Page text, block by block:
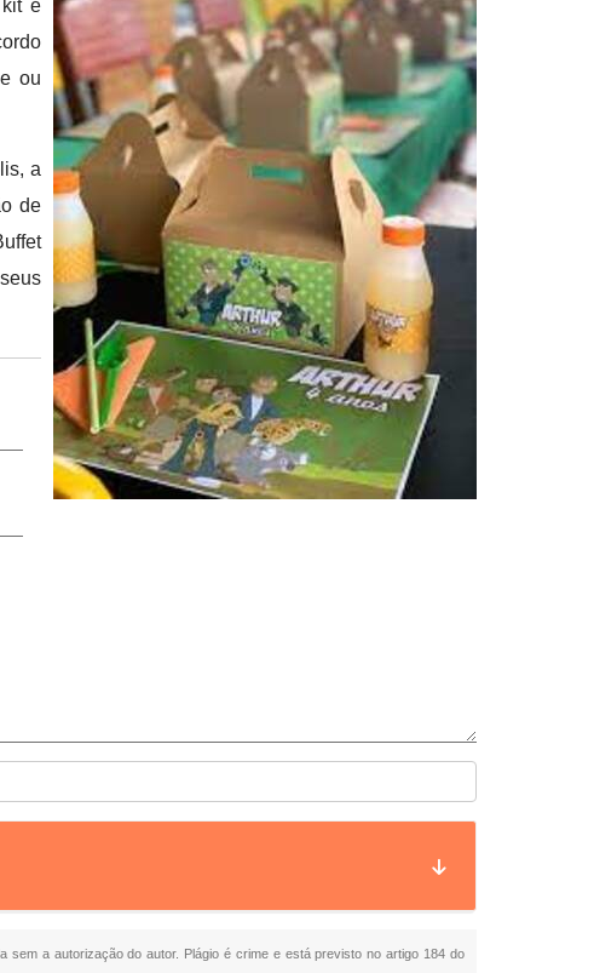
é
ou
a
de
a autorização do autor. Plágio é crime e está previsto no artigo 184 do